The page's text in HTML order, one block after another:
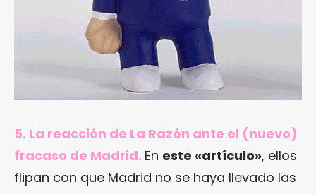
5. La reacción de La Razón ante el (nuevo)
fracaso de Madrid. En este «artículo», ellos
flipan con que Madrid no se haya llevado las